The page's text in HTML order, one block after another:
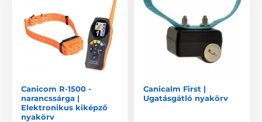
Canicom R-1500 -
narancssárga |
Elektronikus kiképző
nyakörv
Canicalm First |
Ugatásgátló nyakörv